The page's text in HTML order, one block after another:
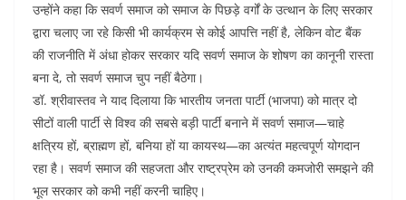
उन्होंने कहा कि सवर्ण समाज को समाज के पिछड़े वर्गों के उत्थान के लिए सरकार
द्वारा चलाए जा रहे किसी भी कार्यक्रम से कोई आपत्ति नहीं है, लेकिन वोट बैंक
की राजनीति में अंधा होकर सरकार यदि सवर्ण समाज के शोषण का कानूनी रास्ता
बना दे, तो सवर्ण समाज चुप नहीं बैठेगा।
डॉ. श्रीवास्तव ने याद दिलाया कि भारतीय जनता पार्टी (भाजपा) को मात्र दो
सीटों वाली पार्टी से विश्व की सबसे बड़ी पार्टी बनाने में सवर्ण समाज—चाहे
क्षत्रिय हों, ब्राह्मण हों, बनिया हों या कायस्थ—का अत्यंत महत्वपूर्ण योगदान
रहा है। सवर्ण समाज की सहजता और राष्ट्रप्रेम को उनकी कमजोरी समझने की
भूल सरकार को कभी नहीं करनी चाहिए।